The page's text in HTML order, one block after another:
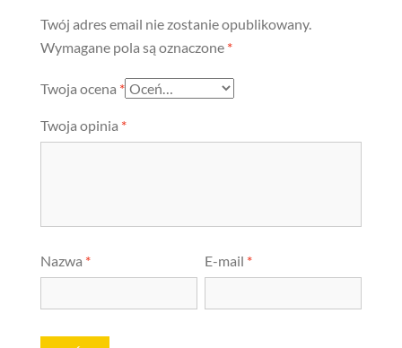
Twój adres email nie zostanie opublikowany.
Wymagane pola są oznaczone *
Twoja ocena *
Twoja opinia *
Nazwa * E-mail *